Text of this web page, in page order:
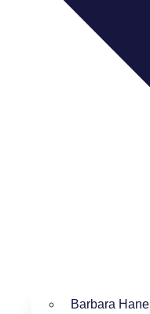
Barbara Hane